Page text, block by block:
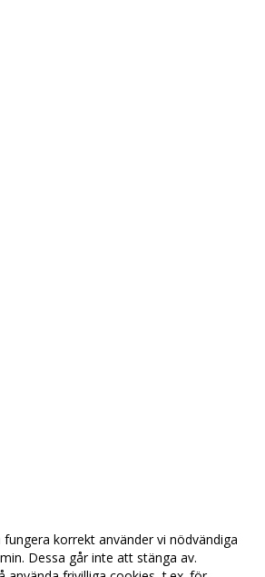
korrekt använder vi nödvändiga
Dessa går inte att stänga av.